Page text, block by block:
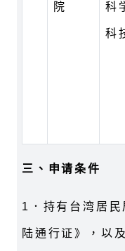
院 科
科
三、申请条件
1．持有台湾居
陆通行证》，以